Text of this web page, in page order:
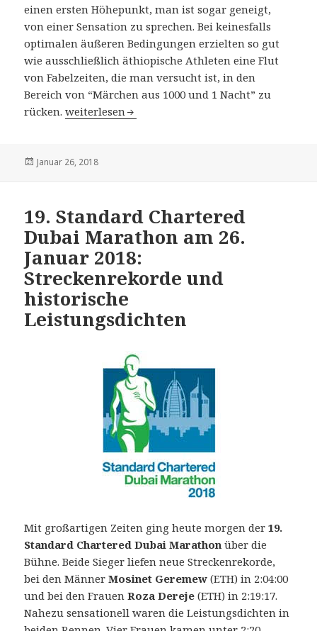
einen ersten Höhepunkt, man ist sogar geneigt,
von einer Sensation zu sprechen. Bei keinesfalls
optimalen äußeren Bedingungen erzielten so gut
wie ausschließlich äthiopische Athleten eine Flut
von Fabelzeiten, die man versucht ist, in den
Bereich von “Märchen aus 1000 und 1 Nacht” zu
rücken.19. Standard Chartered Dubai Marathon am 26.
weiterlesen
Veröffentlicht
Januar 26, 2018
19. Standard Chartered
Dubai Marathon am 26.
Januar 2018:
Streckenrekorde und
historische
Leistungsdichten
Mit großartigen Zeiten ging heute morgen der19.
Standard Chartered Dubai Marathon über die
Bühne. Beide Sieger liefen neue Streckenrekorde,
bei den MännerMosinet Geremew (ETH) in 2:04:00
und bei den FrauenRoza Dereje (ETH) in 2:19:17.
Nahezu sensationell waren die Leistungsdichten in